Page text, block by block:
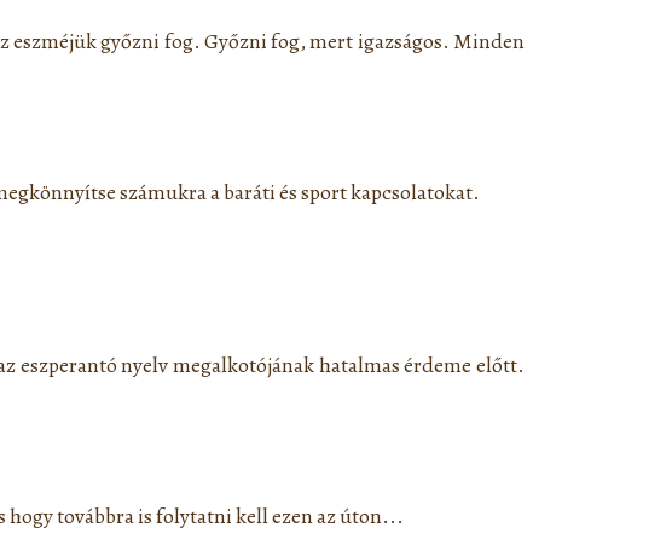
eszméjük győzni fog. Győzni fog, mert igazságos. Minden
számukra a baráti és sport kapcsolatokat.
nyelv megalkotójának hatalmas érdeme előtt.
továbbra is folytatni kell ezen az úton...